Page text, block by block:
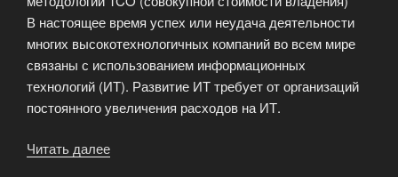
В настоящее время успех или неудача деятельности
многих высокотехнологичных компаний во всем мире
связаны с использованием информационных
технологий (ИТ). Развитие ИТ требует от организаций
постоянного увеличения расходов на ИТ.
Читать далее